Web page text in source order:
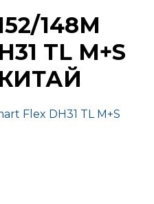
148M
TL M+S
КИТАЙ